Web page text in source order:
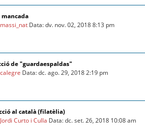
massi_nat Data: dv. nov. 02, 2018 8:13 pm
de "guardaespaldas"
calegre Data: dc. ago. 29, 2018 2:19 pm
al català (filatèlia)
Jordi Curto i Culla Data: dc. set. 26, 2018 10:08 am